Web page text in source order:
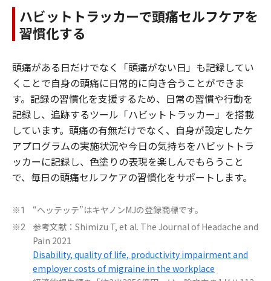
ハビットトラッカーで頭痛セルフケアを
習慣化する
頭痛がある日だけでなく「頭痛がない日」も記録してい
くことで自身の頭痛に日常的に向き合うことができま
す。記録の習慣化を支援するため、日常の習慣や行動を
記録し、追跡するツール「ハビットトラッカー」を搭載
しています。頭痛の有無だけでなく、自身が設定したケ
アプログラムの実施状況や今日の気持ちをハビットトラ
ッカーに記録し、色塗りの表現を楽しんでもらうこと
で、毎日の頭痛セルフケアの習慣化をサポートします。
※1 “ヘッテッテ”はキヤノンMJの登録商標です。
※2
参考文献：Shimizu T, et al. The Journal of Headache and
Pain 2021
Disability, quality of life, productivity impairment and
employer costs of migraine in the workplace